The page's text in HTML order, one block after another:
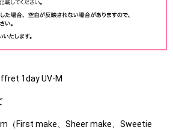
1day UV-M
（First make、Sheer make、Sweetie